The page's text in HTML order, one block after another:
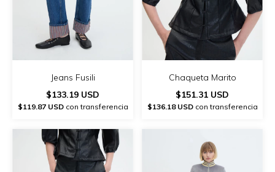
Jeans Fusili
$133.19 USD
$119.87 USDcon transferencia
Chaqueta Marito
$151.31 USD
$136.18 USDcon transferencia